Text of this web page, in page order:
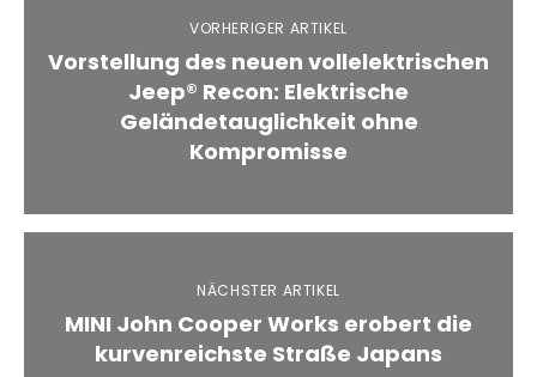
VORHERIGER ARTIKEL
Vorstellung des neuen vollelektrischen
Jeep® Recon: Elektrische
Geländetauglichkeit ohne
Kompromisse
NÄCHSTER ARTIKEL
MINI John Cooper Works erobert die
kurvenreichste Straße Japans